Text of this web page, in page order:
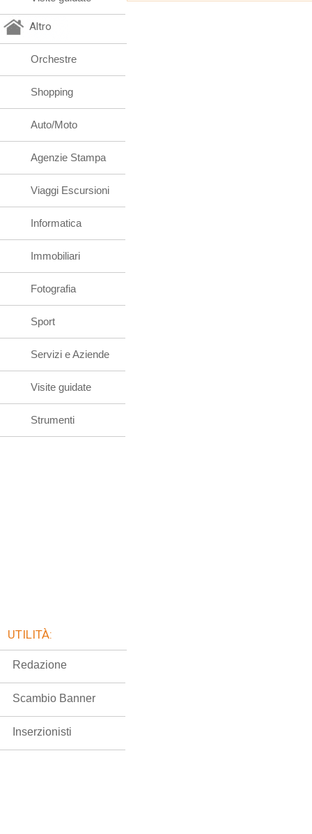
Altro
Orchestre
Shopping
Auto/Moto
Agenzie Stampa
Viaggi Escursioni
Informatica
Immobiliari
Fotografia
Sport
Servizi e Aziende
Visite guidate
Strumenti
UTILITÀ:
Redazione
Scambio Banner
Inserzionisti